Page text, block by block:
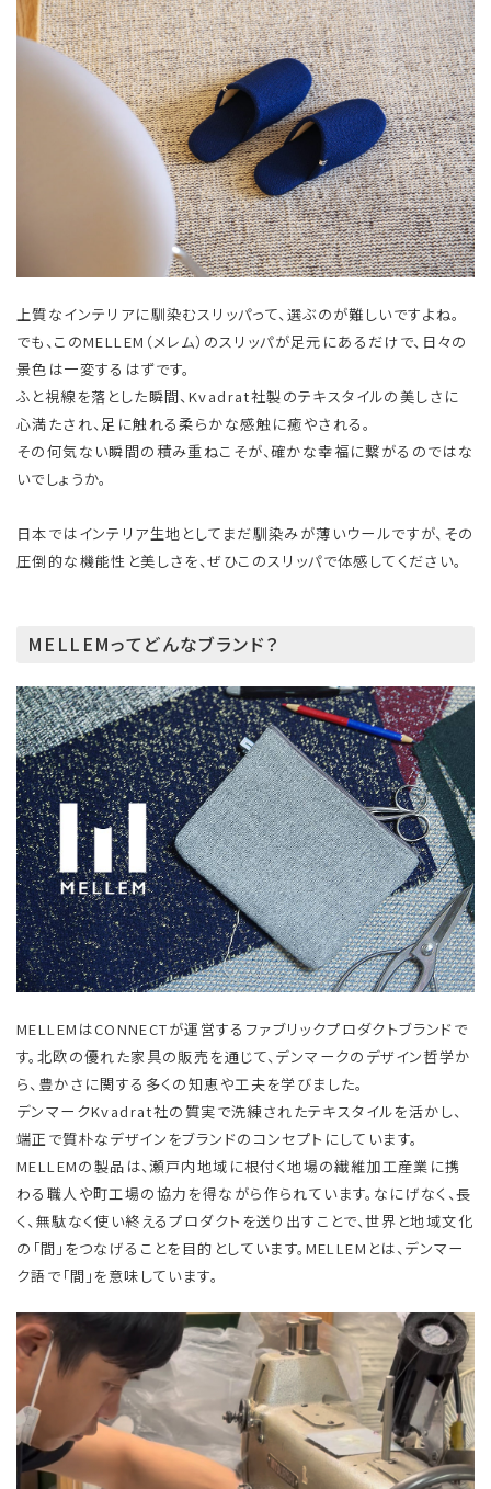
上質なインテリアに馴染むスリッパって、選ぶのが難しいですよね。
でも、このMELLEM（メレム）のスリッパが足元にあるだけで、日々の
景色は一変するはずです。
ふと視線を落とした瞬間、Kvadrat社製のテキスタイルの美しさに
心満たされ、足に触れる柔らかな感触に癒やされる。
その何気ない瞬間の積み重ねこそが、確かな幸福に繋がるのではな
いでしょうか。
日本ではインテリア生地としてまだ馴染みが薄いウールですが、その
圧倒的な機能性と美しさを、ぜひこのスリッパで体感してください。
MELLEMってどんなブランド？
MELLEMはCONNECTが運営するファブリックプロダクトブランドで
す。北欧の優れた家具の販売を通じて、デンマークのデザイン哲学か
ら、豊かさに関する多くの知恵や工夫を学びました。
デンマークKvadrat社の質実で洗練されたテキスタイルを活かし、
端正で質朴なデザインをブランドのコンセプトにしています。
MELLEMの製品は、瀬戸内地域に根付く地場の繊維加工産業に携
わる職人や町工場の協力を得ながら作られています。なにげなく、長
く、無駄なく使い終えるプロダクトを送り出すことで、世界と地域文化
の「間」をつなげることを目的としています。MELLEMとは、デンマー
ク語で「間」を意味しています。